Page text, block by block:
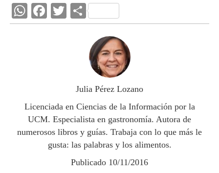
W
h
p
F
ac
k
T
w
C
o
m
p
ar
ti
r
Julia Pérez Lozano
Licenciada en Ciencias de la Información por la
UCM. Especialista en gastronomía. Autora de
numerosos libros y guías. Trabaja con lo que más le
gusta: las palabras y los alimentos.
Publicado 10/11/2016